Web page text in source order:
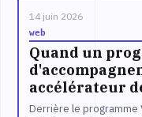
14 juin 2026
web
Quand un
accélérateur
Derrière le programme